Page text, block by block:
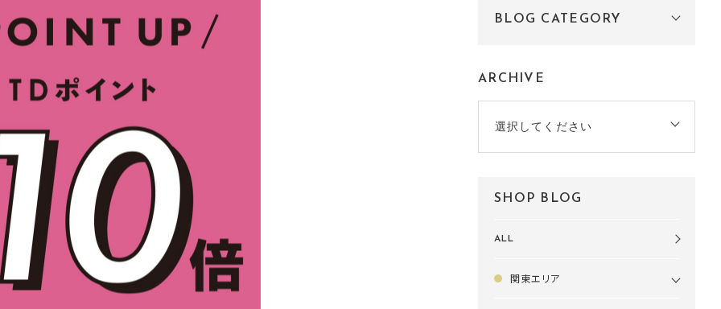
BLOG CATEGORY
ARCHIVE
選択してください
SHOP BLOG
ALL
関東エリア